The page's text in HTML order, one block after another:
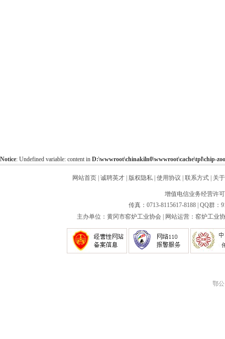
Notice: Undefined variable: content in D:\wwwroot\chinakiln0\wwwroot\cache\tpl\chip-
网站首页 诚聘英才 版权隐私 使用协议 联系方式 关
增值电信业务经营许
传真：0713-8115617-8188 | QQ群：
主办单位：黄冈市窑炉工业协会 | 网站运营：窑炉工业
鄂公